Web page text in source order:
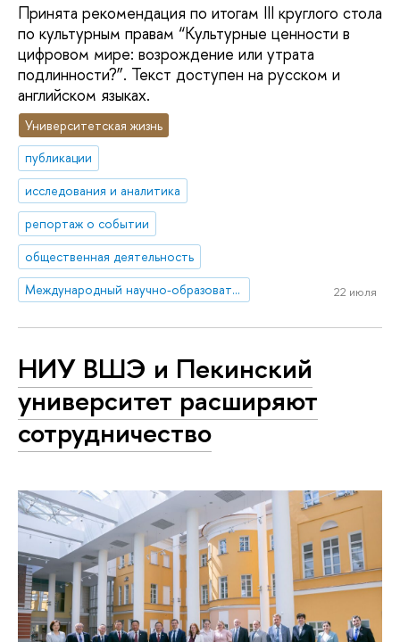
Принята рекомендация по итогам III круглого стола
по культурным правам “Культурные ценности в
цифровом мире: возрождение или утрата
подлинности?”. Текст доступен на русском и
английском языках.
Университетская жизнь
публикации
исследования и аналитика
репортаж о событии
общественная деятельность
Международный научно-образовательный центр «Кафедра ЮНЕСКО по авторскому праву, смежным, культурным и информационным правам»
22 июля
НИУ ВШЭ и Пекинский
университет расширяют
сотрудничество